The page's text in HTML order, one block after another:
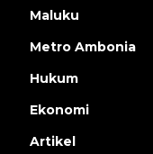
Maluku
Metro Ambonia
Hukum
Ekonomi
Artikel